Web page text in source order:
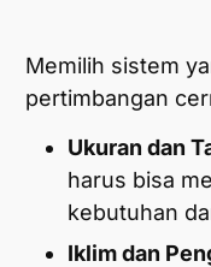
Memilih sistem
pertimbangan
Ukuran dan
harus bisa
kebutuhan
Iklim dan